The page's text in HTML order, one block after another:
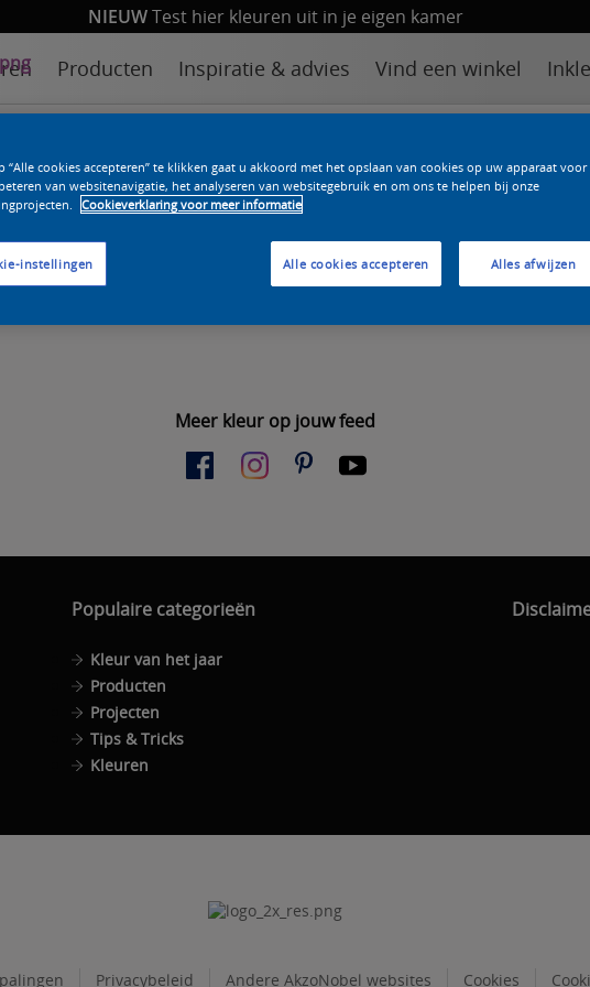
NIEUWTest hier kleuren uit in je eigen kamer
Producten Inspiratie & advies Vind een winkel
PROBEERDE TE BEREIKEN
gemaakt bij de invoer van het adres.
Meer kleur op jouw feed
Populaire categorieën
Kleur van het jaar
Producten
Projecten
Tips & Tricks
Kleuren
Privacybeleid Andere AkzoNobel websites Cookies
“Alle cookies accepteren” te klikken gaat u akkoord met het opslaan van cookies op uw apparaat voor
van websitenavigatie, het analyseren van websitegebruik en om ons te helpen bij onze
Cookieverklaring voor meer informatie
instellingen Alles afwijzen
Alle cookies accepteren